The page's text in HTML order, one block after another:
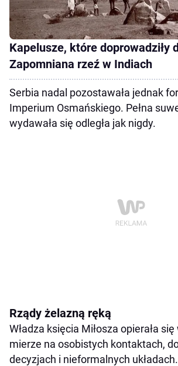
Kapelusze, które doprowadziły
Zapomniana rzeź w Indiach
Serbia nadal pozostawała jednak
Imperium Osmańskiego. Pełna
wydawała się odległa jak nigdy.
Rządy żelazną ręką
Władza księcia Miłosza opierała
mierze na osobistych kontaktach,
decyzjach i nieformalnych